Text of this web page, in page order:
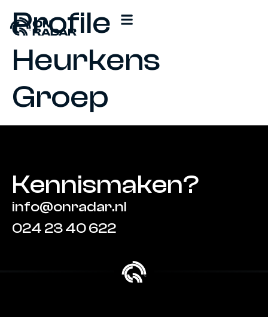
Profile
Heurkens
Groep
Kennismaken?
info@onradar.nl
024 23 40 622